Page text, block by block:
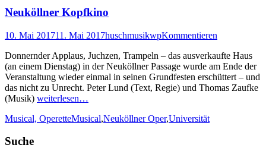
Neuköllner Kopfkino
Veröffentlicht
10. Mai 201711. Mai 2017Autor
huschmusikwpKommentieren
Donnernder Applaus, Juchzen, Trampeln – das ausverkaufte Haus
(an einem Dienstag) in der Neuköllner Passage wurde am Ende der
Veranstaltung wieder einmal in seinen Grundfesten erschüttert – und
das nicht zu Unrecht. Peter Lund (Text, Regie) und Thomas Zaufke
(Musik) weiterlesen…
Kategorien
Musical, OperetteSchlagworte
Musical,Neuköllner Oper,Universität
Suche